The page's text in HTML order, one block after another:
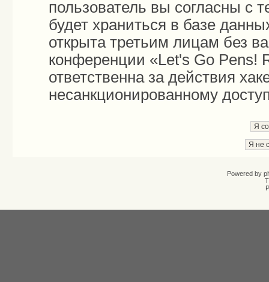
пользователь вы согласны с
будет храниться в базе
открыта третьим лицам без
конференции «Let's Go Pens!
ответственна за действия
несанкционированному
Powered by